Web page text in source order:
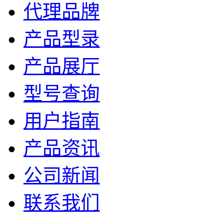
代理品牌
产品型录
产品展厅
型号查询
用户指南
产品资讯
公司新闻
联系我们